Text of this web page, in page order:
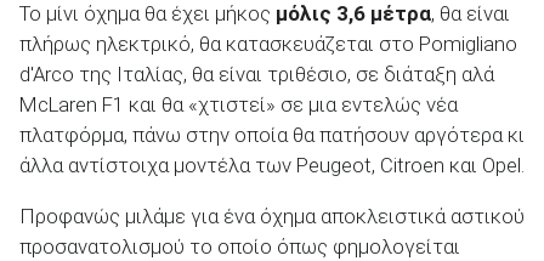
Το μίνι όχημα θα έχει μήκος μόλις 3,6 μέτρα, θα είναι
πλήρως ηλεκτρικό, θα κατασκευάζεται στο Pomigliano
d'Arco της Ιταλίας, θα είναι τριθέσιο, σε διάταξη αλά
McLaren F1 και θα «χτιστεί» σε μια εντελώς νέα
πλατφόρμα, πάνω στην οποία θα πατήσουν αργότερα κι
άλλα αντίστοιχα μοντέλα των Peugeot, Citroen και Opel.
Προφανώς μιλάμε για ένα όχημα αποκλειστικά αστικού
προσανατολισμού το οποίο όπως φημολογείται